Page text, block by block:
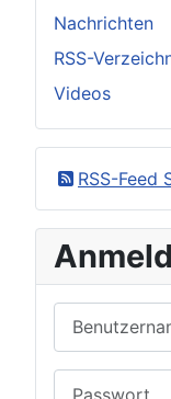
Nachrichten
RSS-
Videos
RSS-Feed